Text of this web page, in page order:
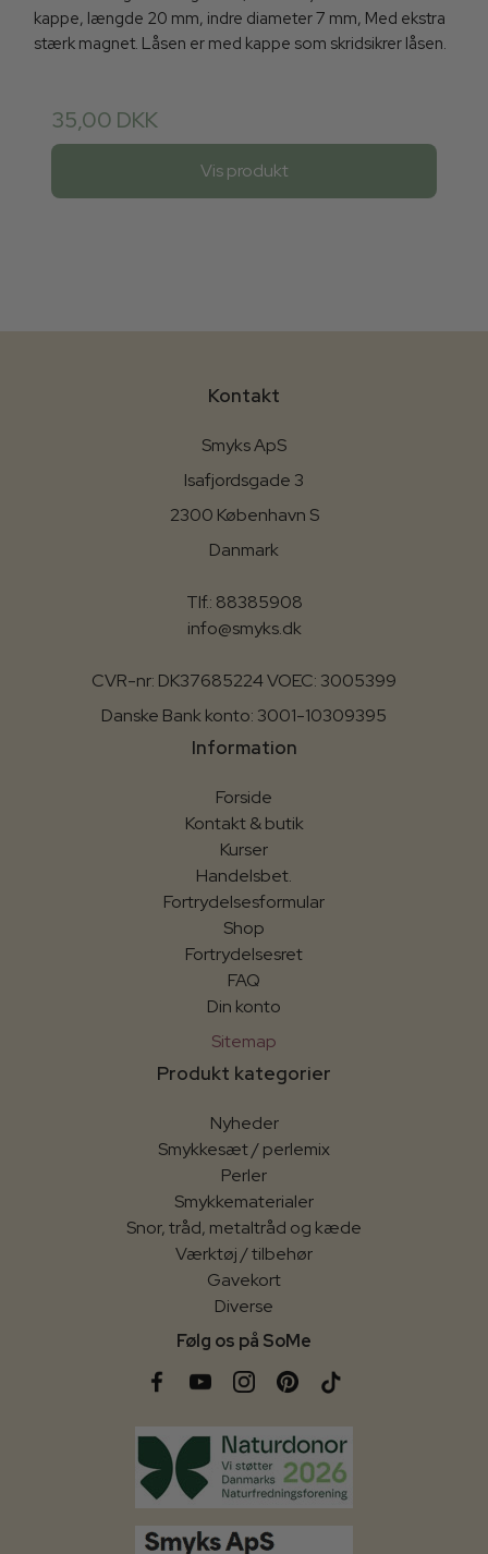
kappe, længde 20 mm, indre diameter 7 mm, Med ekstra
stærk magnet. Låsen er med kappe som skridsikrer låsen.
35,00 DKK
Vis produkt
Kontakt
Smyks ApS
Isafjordsgade 3
2300 København S
Danmark
Tlf.: 88385908
info@smyks.dk
CVR-nr: DK37685224 VOEC: 3005399
Danske Bank konto: 3001-10309395
Information
Forside
Kontakt & butik
Kurser
Handelsbet.
Fortrydelsesformular
Shop
Fortrydelsesret
FAQ
Din konto
Sitemap
Produkt kategorier
Nyheder
Smykkesæt / perlemix
Perler
Smykkematerialer
Snor, tråd, metaltråd og kæde
Værktøj / tilbehør
Gavekort
Diverse
Følg os på SoMe